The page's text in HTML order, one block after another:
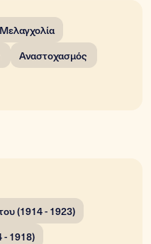
Μελαγχολία
Αναστοχασμός
(1914 - 1923)
- 1918)